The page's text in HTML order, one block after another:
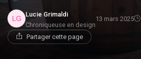
Lucie Grimaldi
Chroniqueuse en design
13 mars 2025
Partager cette page